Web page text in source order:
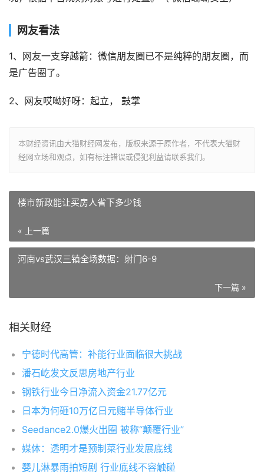
网友看法
1、网友一支穿越箭：微信朋友圈已不是纯粹的朋友圈，而
是广告圈了。
2、网友哎呦好呀：起立， 鼓掌
本财经资讯由大猫财经网发布，版权来源于原作者，不代表大猫财
经网立场和观点，如有标注错误或侵犯利益请联系我们。
楼市新政能让买房人省下多少钱
« 上一篇
河南vs武汉三镇全场数据：射门6-9
下一篇 »
相关财经
宁德时代高管：补能行业面临很大挑战
潘石屹发文反思房地产行业
钢铁行业今日净流入资金21.77亿元
日本为何砸10万亿日元赌半导体行业
Seedance2.0爆火出圈 被称“颠覆行业”
媒体：透明才是预制菜行业发展底线
婴儿淋暴雨拍短剧 行业底线不容触碰